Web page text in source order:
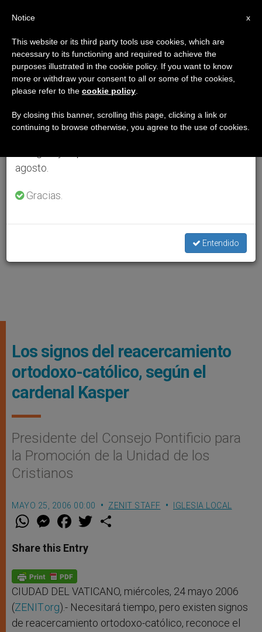
Los signos del reacercamiento
ortodoxo-católico, según el
cardenal Kasper
Presidente del Consejo Pontificio para
la Promoción de la Unidad de los
Cristianos
MAYO 25, 2006 00:00 ZENIT STAFF IGLESIA LOCAL
W
t
s
p
p
M
e
s
e
g
e
r
F
a
e
b
o
k
w
Share this Entry
CIUDAD DEL VATICANO, miércoles, 24 mayo 2006
(ZENIT.org).- Necesitará tiempo, pero existen signos
de reacercamiento ortodoxo-católico, reconoce el
×
Aviso importante
Del 27 de julio al 7 de agosto haremos la pausa
anual, aprovechando que en el periodo de verano
se generan menos informaciones y también el
agosto.
Gracias.
Entendido
x
Notice
This website or its third party tools use cookies, which are
necessary to its functioning and required to achieve the
purposes illustrated in the cookie policy. If you want to know
more or withdraw your consent to all or some of the cookies,
please refer to the cookie policy
By closing this banner, scrolling this page, clicking a link or
continuing to browse otherwise, you agree to the use of cookies.